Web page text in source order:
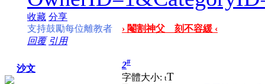
收藏 分享
支持鼓勵每位離教者
› 閹割神父 刻不容緩 ‹
回覆 引用
沙文 2#
字體大小: tT